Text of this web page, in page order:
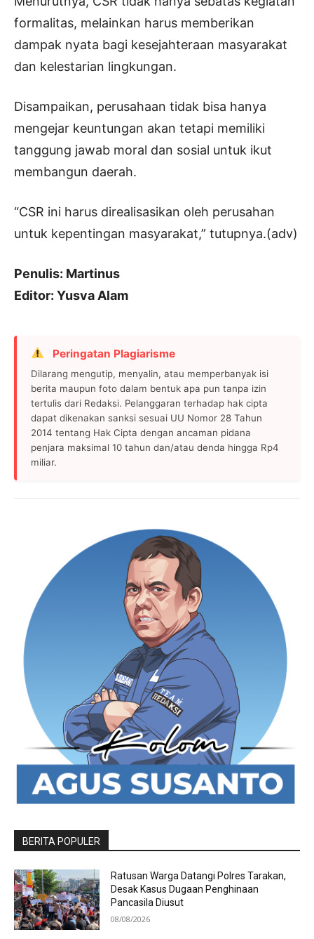
formalitas, melainkan harus memberikan
dampak nyata bagi kesejahteraan masyarakat
dan kelestarian lingkungan.
Disampaikan, perusahaan tidak bisa hanya
mengejar keuntungan akan tetapi memiliki
tanggung jawab moral dan sosial untuk ikut
membangun daerah.
“CSR ini harus direalisasikan oleh perusahan
untuk kepentingan masyarakat,” tutupnya.(adv)
Penulis: Martinus
Editor: Yusva Alam
Peringatan Plagiarisme
Dilarang mengutip, menyalin, atau memperbanyak isi
berita maupun foto dalam bentuk apa pun tanpa izin
tertulis dari Redaksi. Pelanggaran terhadap hak cipta
dapat dikenakan sanksi sesuai UU Nomor 28 Tahun
2014 tentang Hak Cipta dengan ancaman pidana
penjara maksimal 10 tahun dan/atau denda hingga Rp4
miliar.
BERITA POPULER
Ratusan Warga Datangi Polres Tarakan,
Desak Kasus Dugaan Penghinaan
Pancasila Diusut
08/08/2026